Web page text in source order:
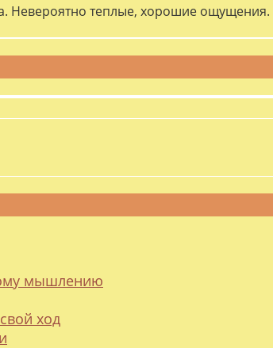
Невероятно теплые, хорошие
мышлению
ход